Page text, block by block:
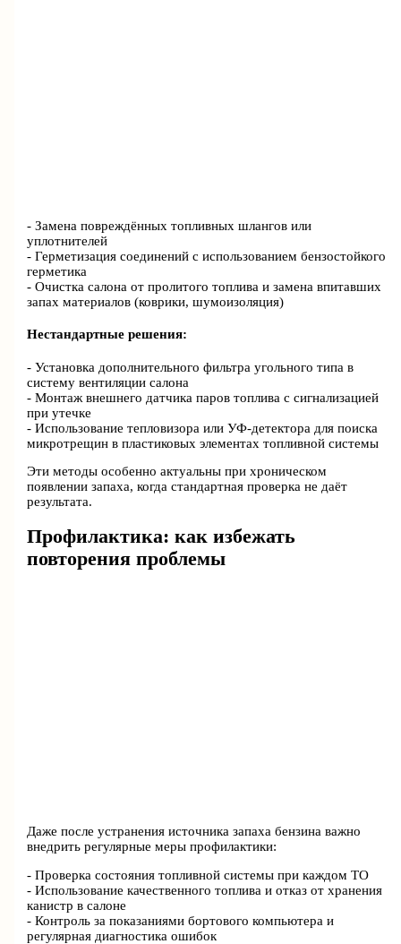
- Замена повреждённых топливных шлангов или
уплотнителей
- Герметизация соединений с использованием бензостойкого
герметика
- Очистка салона от пролитого топлива и замена впитавших
запах материалов (коврики, шумоизоляция)
Нестандартные решения:
- Установка дополнительного фильтра угольного типа в
систему вентиляции салона
- Монтаж внешнего датчика паров топлива с сигнализацией
при утечке
- Использование тепловизора или УФ-детектора для поиска
микротрещин в пластиковых элементах топливной системы
Эти методы особенно актуальны при хроническом
появлении запаха, когда стандартная проверка не даёт
результата.
Профилактика: как избежать
повторения проблемы
Даже после устранения источника запаха бензина важно
внедрить регулярные меры профилактики:
- Проверка состояния топливной системы при каждом ТО
- Использование качественного топлива и отказ от хранения
канистр в салоне
- Контроль за показаниями бортового компьютера и
регулярная диагностика ошибок